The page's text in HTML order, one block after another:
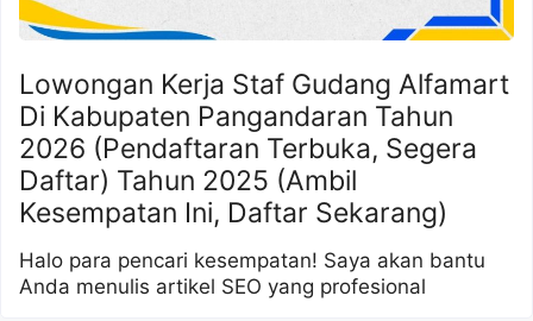
Lowongan Kerja Staf Gudang Alfamart
Di Kabupaten Pangandaran Tahun
2026 (Pendaftaran Terbuka, Segera
Daftar) Tahun 2025 (Ambil
Kesempatan Ini, Daftar Sekarang)
Halo para pencari kesempatan! Saya akan bantu
Anda menulis artikel SEO yang profesional